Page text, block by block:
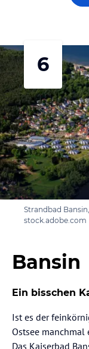
6
Strandbad
stock.adobe.com
Bansin
Ein bisschen
Ist es der
Ostsee manchmal
Das Kaiserbad